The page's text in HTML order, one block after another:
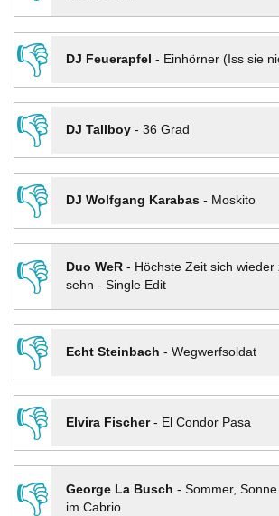
👎
DJ Feuerapfel - Einhörner (Iss sie
👎
DJ Tallboy- 36 Grad
👎
DJ Wolfgang Karabas- Moskito
👎
Duo WeR- Höchste Zeit sich wieder
sehn - Single Edit
👎
Echt Steinbach - Wegwerfsoldat
👎
Elvira Fischer- El Condor Pasa
👎
George La Busch - Sommer, Sonne
im Cabrio